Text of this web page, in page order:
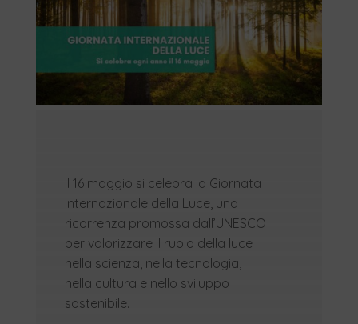
Il 16 maggio si celebra la Giornata
Internazionale della Luce, una
ricorrenza promossa dall’UNESCO
per valorizzare il ruolo della luce
nella scienza, nella tecnologia,
nella cultura e nello sviluppo
sostenibile.